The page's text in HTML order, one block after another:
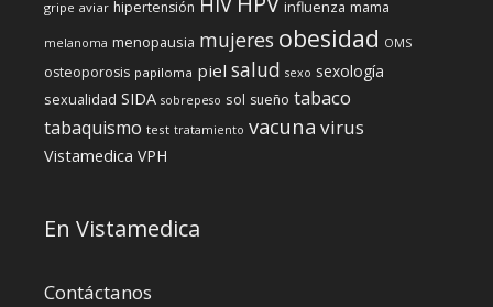
gripe aviar hipertensión influenza mama
melanoma menopausia mujeres obesidad OMS
osteoporosis papiloma piel salud sexo sexología
sexualidad SIDA sobrepeso sol sueño tabaco
tabaquismo test tratamiento vacuna virus
Vistamedica VPH
En Vistamedica
Contáctanos